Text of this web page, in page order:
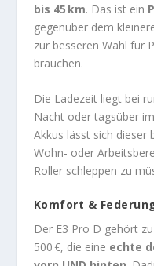
bis 45 km. Das ist ein
gegenüber dem
zur besseren Wahl für
brauchen.
Die Ladezeit liegt bei
Nacht oder tagsüber
Akkus lässt sich dieser
Wohn- oder
Roller schleppen zu
Komfort &
Der E3 Pro D gehört
500 €, die eine echte